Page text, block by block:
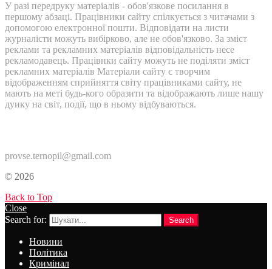
У разі передруку матеріалів - обов'язкове посилання в
першому абзаці. Працівники сайту спілкується з читачами з
допомогою електронної пошти. Відповідати на листи
журналісти можуть вибірково, але не обов'язково. За зміст
реклами та рекламних матеріалів відповідальність несе
рекламодавець. Працівнки сайту можуть не поділяти зміст
рекламних матеріалів Матеріали сайту є творчим
відображенням сприйняття світу працівниками сайту, не
мають на меті будь-кого образити та відображають лише нашу
дуику на світ, події, що в ньому відбуваються.
provse.ternopil@gmail.com
© 2026
Back to Top
Close
Search for:
Search
Новини
Політика
Кримінал